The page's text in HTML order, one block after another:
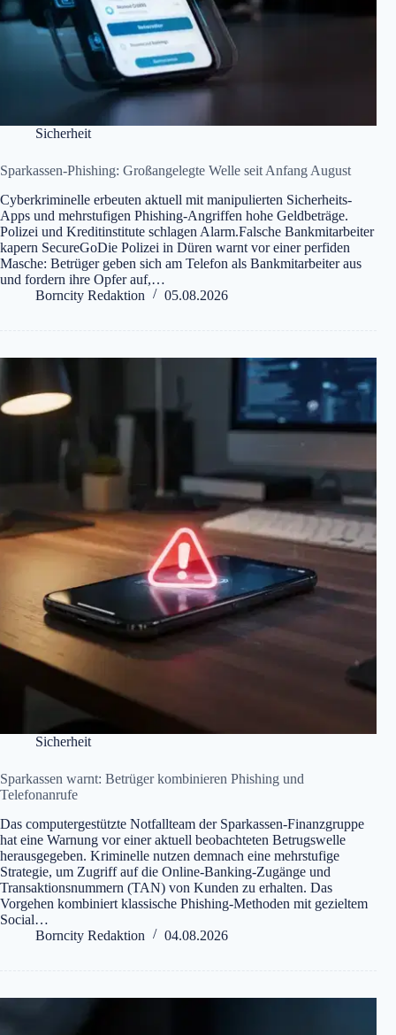
Sicherheit
Sparkassen-Phishing: Großangelegte Welle seit Anfang August
Cyberkriminelle erbeuten aktuell mit manipulierten Sicherheits-
Apps und mehrstufigen Phishing-Angriffen hohe Geldbeträge.
Polizei und Kreditinstitute schlagen Alarm.Falsche Bankmitarbeiter
kapern SecureGoDie Polizei in Düren warnt vor einer perfiden
Masche: Betrüger geben sich am Telefon als Bankmitarbeiter aus
und fordern ihre Opfer auf,…
Borncity Redaktion
05.08.2026
Sicherheit
Sparkassen warnt: Betrüger kombinieren Phishing und
Telefonanrufe
Das computergestützte Notfallteam der Sparkassen-Finanzgruppe
hat eine Warnung vor einer aktuell beobachteten Betrugswelle
herausgegeben. Kriminelle nutzen demnach eine mehrstufige
Strategie, um Zugriff auf die Online-Banking-Zugänge und
Transaktionsnummern (TAN) von Kunden zu erhalten. Das
Vorgehen kombiniert klassische Phishing-Methoden mit gezieltem
Social…
Borncity Redaktion
04.08.2026